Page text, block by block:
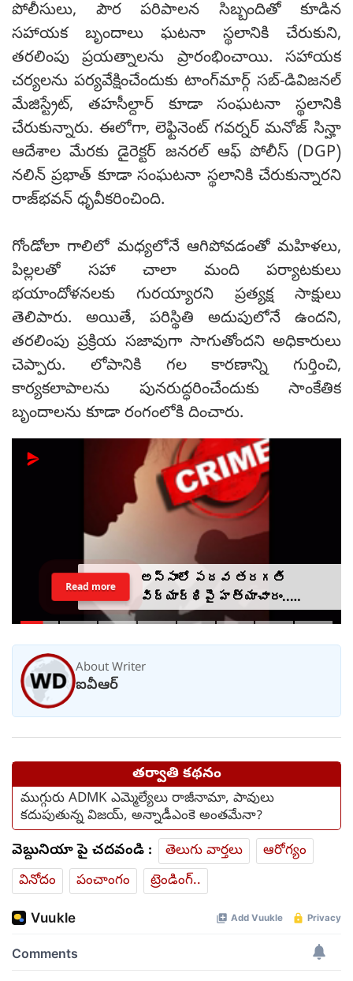
పోలీసులు, పౌర పరిపాలన సిబ్బందితో కూడిన
సహాయక బృందాలు ఘటనా స్థలానికి చేరుకుని,
తరలింపు ప్రయత్నాలను ప్రారంభించాయి. సహాయక
చర్యలను పర్యవేక్షించేందుకు టాంగ్‌మార్గ్ సబ్-డివిజనల్
మేజిస్ట్రేట్, తహసీల్దార్ కూడా సంఘటనా స్థలానికి
చేరుకున్నారు. ఈలోగా, లెఫ్టినెంట్ గవర్నర్ మనోజ్ సిన్హా
ఆదేశాల మేరకు డైరెక్టర్ జనరల్ ఆఫ్ పోలీస్ (DGP)
నలిన్ ప్రభాత్ కూడా సంఘటనా స్థలానికి చేరుకున్నారని
రాజ్‌భవన్ ధృవీకరించింది.
గోండోలా గాలిలో మధ్యలోనే ఆగిపోవడంతో మహిళలు,
పిల్లలతో సహా చాలా మంది పర్యాటకులు
భయాందోళనలకు గురయ్యారని ప్రత్యక్ష సాక్షులు
తెలిపారు. అయితే, పరిస్థితి అదుపులోనే ఉందని,
తరలింపు ప్రక్రియ సజావుగా సాగుతోందని అధికారులు
చెప్పారు. లోపానికి గల కారణాన్ని గుర్తించి,
కార్యకలాపాలను పునరుద్ధరించేందుకు సాంకేతిక
బృందాలను కూడా రంగంలోకి దించారు.
అస్సాంలో పదవ తరగతి
విద్యార్థిపై హత్యాచారం..
ఫంక్షన్‌కు వెళ్లిన తల్లి..
Read more
About Writer
ఐవీఆర్
తర్వాతి కథనం
ముగ్గురు ADMK ఎమ్మెల్యేలు రాజీనామా, పావులు
కదుపుతున్న విజయ్, అన్నాడీఎంకె అంతమేనా?
వెబ్దునియా పై చదవండి : తెలుగు వార్తలు
ఆరోగ్యం
వినోదం
పంచాంగం ట్రెండింగ్..